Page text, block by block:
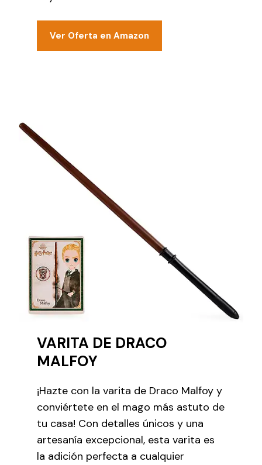
Ver Oferta en Amazon
VARITA DE DRACO
MALFOY
¡Hazte con la varita de Draco Malfoy y
conviértete en el mago más astuto de
tu casa! Con detalles únicos y una
artesanía excepcional, esta varita es
la adición perfecta a cualquier